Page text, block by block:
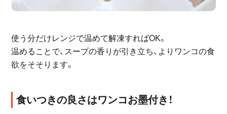
使う分だけレンジで温めて解凍すればOK。
温めることで、スープの香りが引き立ち、よりワンコの食
欲をそそります。
食いつきの良さはワンコお墨付き！